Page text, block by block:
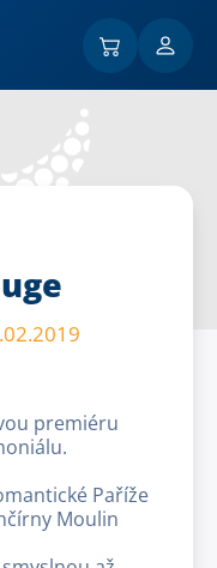
premiéru
Paříže
Moulin